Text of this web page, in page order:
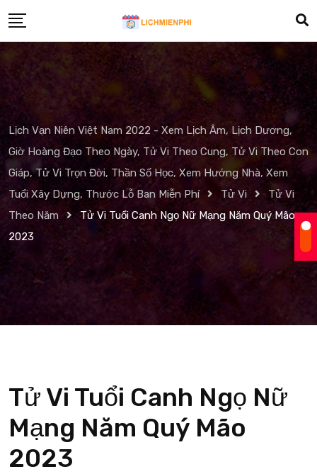
to
content
Lịch Vạn Niên Việt Nam 2022 - Xem Lịch Âm, Lịch Dương,
Giờ Hoàng Đạo Theo Ngày, Tử Vi Theo Cung, Tử Vi Theo Con
Giáp, Tử Vi Trọn Đời, Thần Số Học, Xem Hướng Nhà, Xem
Tuổi Xây Dựng, Thước Lỗ Ban Miễn Phí
Tử Vi
Tử Vi
Theo Năm
Tử Vi Tuổi Canh Ngọ Nữ Mạng Năm Quý Mão
2023
Tử Vi Tuổi Canh Ngọ Nữ
Mạng Năm Quý Mão
2023